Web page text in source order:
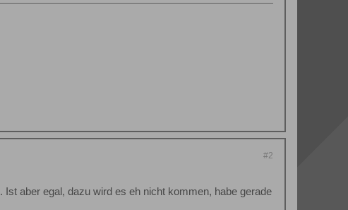
#2
. Ist aber egal, dazu wird es eh nicht kommen, habe gerade